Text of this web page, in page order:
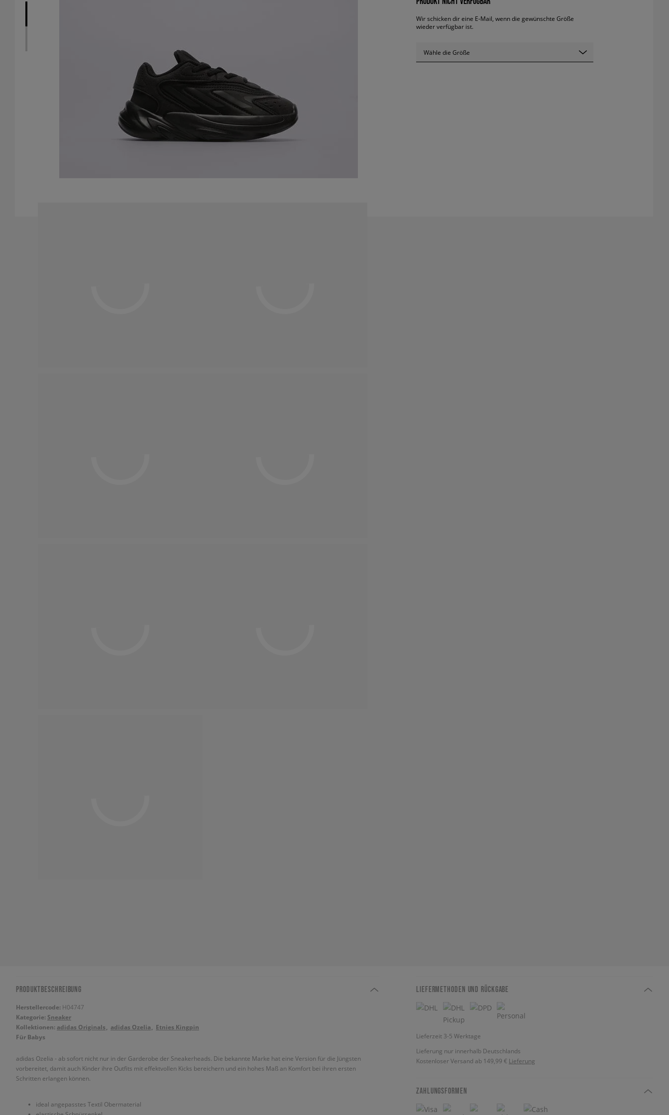
Wir schicken dir eine E-Mail, wenn die gewünschte Größe
wieder verfügbar ist.
Wähle die Größe
PRODUKTBESCHREIBUNG
Herstellercode: H04747
Kategorie: Sneaker
Kollektionen: adidas Originals adidas Ozelia
Etnies Kingpin
Für Babys
adidas Ozelia - ab sofort nicht nur in der Garderobe der Sneakerheads. Die bekannte Marke hat eine Version für die Jüngsten
vorbereitet, damit auch Kinder ihre Outfits mit effektvollen Kicks bereichern und ein hohes Maß an Komfort bei ihren ersten
Schritten erlangen können.
ideal angepasstes Textil Obermaterial
LIEFERMETHODEN UND RÜCKGABE
Lieferzeit 3-5 Werktage
Lieferung nur innerhalb Deutschlands
Kostenloser Versand ab 149,99 € Lieferung
ZAHLUNGSFORMEN